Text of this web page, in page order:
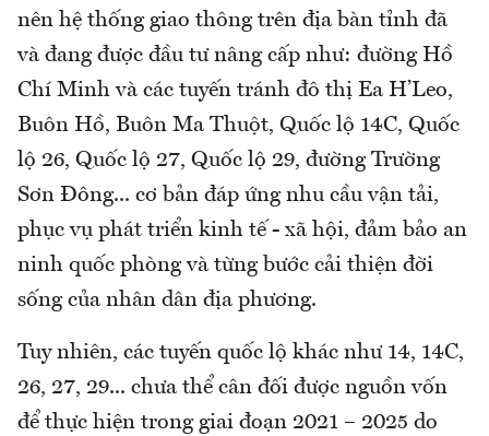
nên hệ thống giao thông trên địa bàn tỉnh đã
và đang được đầu tư nâng cấp như: đường Hồ
Chí Minh và các tuyến tránh đô thị Ea H’Leo,
Buôn Hồ, Buôn Ma Thuột, Quốc lộ 14C, Quốc
lộ 26, Quốc lộ 27, Quốc lộ 29, đường Trường
Sơn Đông... cơ bản đáp ứng nhu cầu vận tải,
phục vụ phát triển kinh tế - xã hội, đảm bảo an
ninh quốc phòng và từng bước cải thiện đời
sống của nhân dân địa phương.
Tuy nhiên, các tuyến quốc lộ khác như 14, 14C,
26, 27, 29... chưa thể cân đối được nguồn vốn
để thực hiện trong giai đoạn 2021 – 2025 do